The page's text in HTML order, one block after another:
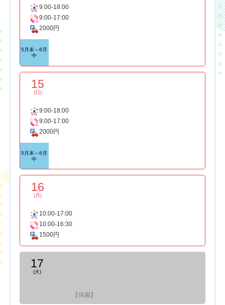
9:00-18:00
9:00-17:00
2000円
5月末～6月
中
15
(日)
9:00-18:00
9:00-17:00
2000円
5月末～6月
中
16
(月)
10:00-17:00
10:00-16:30
1500円
17
(火)
【休園】